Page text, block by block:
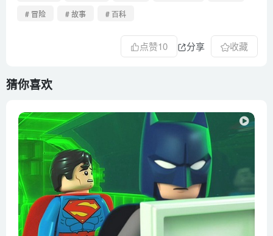
# 冒险
# 故事 # 百科
点赞10 分享 收藏
猜你喜欢